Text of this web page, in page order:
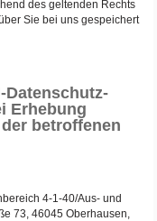
des geltenden Rechts
Sie bei uns gespeichert
Datenschutz-
Erhebung
betroffenen
4-1-40/Aus- und
73, 46045 Oberhausen,